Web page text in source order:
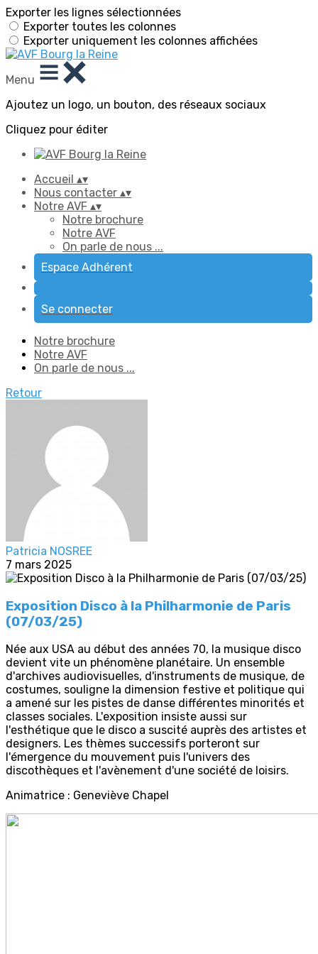
Exporter les lignes sélectionnées
Exporter toutes les colonnes
Exporter uniquement les colonnes affichées
Menu
Ajoutez un logo, un bouton, des réseaux sociaux
Cliquez pour éditer
Accueil ▴▾
Nous contacter ▴▾
Notre AVF ▴▾
Notre brochure
Notre AVF
On parle de nous ...
Espace Adhérent
Se connecter
Notre brochure
Notre AVF
On parle de nous ...
Retour
Patricia NOSREE
7 mars 2025
Exposition Disco à la Philharmonie de Paris
(07/03/25)
Née aux USA au début des années 70, la musique disco
devient vite un phénomène planétaire. Un ensemble
d'archives audiovisuelles, d'instruments de musique, de
costumes, souligne la dimension festive et politique qui
a amené sur les pistes de danse différentes minorités et
classes sociales. L'exposition insiste aussi sur
l'esthétique que le disco a suscité auprès des artistes et
designers. Les thèmes successifs porteront sur
l'émergence du mouvement puis l'univers des
discothèques et l'avènement d'une société de loisirs.
Animatrice : Geneviève Chapel